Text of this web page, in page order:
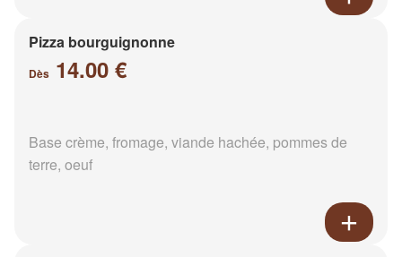
Pizza bourguignonne
Dès 14.00 €
Base crème, fromage, viande hachée, pommes de
terre, oeuf